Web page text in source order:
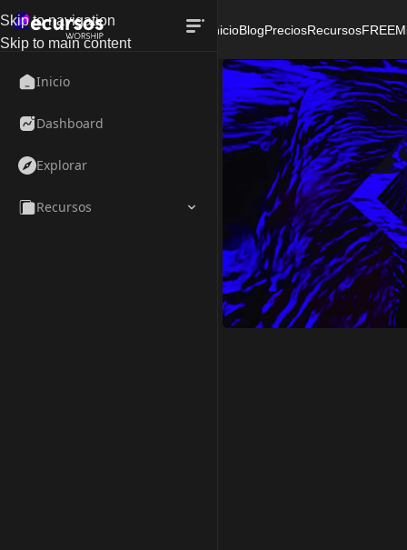
Inicio
Dashboard
Explorar
Recursos
Skip to navigation
Skip to main content
InicioBlogPreciosRecursosFREE